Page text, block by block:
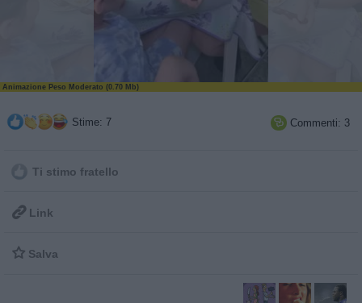
Animazione Peso Moderato (0.70 Mb)
Stime: 7  Commenti: 3
Ti stimo fratello
 Link
 Salva